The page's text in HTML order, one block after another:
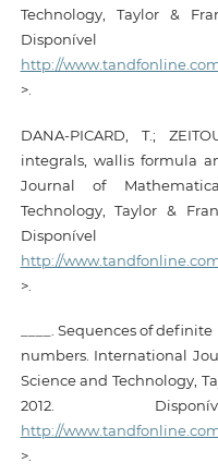
Technology, Taylor &
http://
>.
DANA-PICARD, T.;
integrals, wallis formula
Journal of
Technology, Taylor &
http://
>.
____. Sequences of
numbers. International
Science and Technology,
2012.
http://www.tandfonline.com/
>.